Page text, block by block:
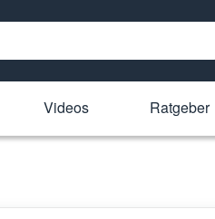
Videos Ratgeber